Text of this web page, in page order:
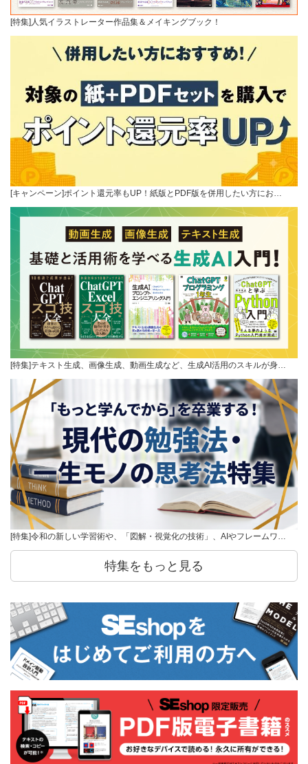
[特集]人気イラストレーター作品集＆メイキングブック！
[キャンペーン]ポイント還元率もUP！紙版とPDF版を併用したい方にお…
[特集]テキスト生成、画像生成、動画生成など、生成AI活用のスキルが身…
[特集]令和の新しい学習術や、「図解・視覚化の技術」、AIやフレームワ…
特集をもっと見る